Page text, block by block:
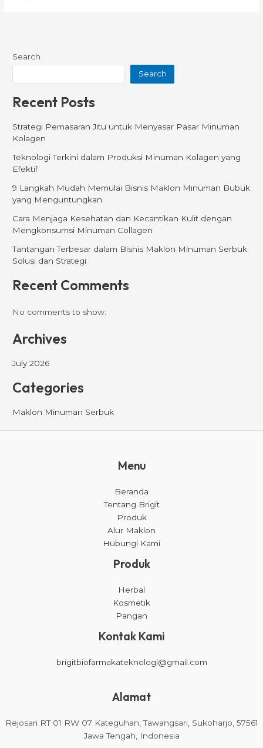
Search
Search
Recent Posts
Strategi Pemasaran Jitu untuk Menyasar Pasar Minuman
Kolagen
Teknologi Terkini dalam Produksi Minuman Kolagen yang
Efektif
9 Langkah Mudah Memulai Bisnis Maklon Minuman Bubuk
yang Menguntungkan
Cara Menjaga Kesehatan dan Kecantikan Kulit dengan
Mengkonsumsi Minuman Collagen
Tantangan Terbesar dalam Bisnis Maklon Minuman Serbuk:
Solusi dan Strategi
Recent Comments
No comments to show.
Archives
July 2026
Categories
Maklon Minuman Serbuk
Menu
Beranda
Tentang Brigit
Produk
Alur Maklon
Hubungi Kami
Produk
Herbal
Kosmetik
Pangan
Kontak Kami
brigitbiofarmakateknologi@gmail.com
Alamat
Rejosari RT 01 RW 07 Kateguhan, Tawangsari, Sukoharjo, 57561
Jawa Tengah, Indonesia